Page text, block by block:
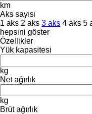
km
Aks sayısı
1 aks 2 aks 3 aks 4 aks 5
hepsini göster
Özellikler
Yük kapasitesi
kg
Net ağırlık
kg
Brüt ağırlık